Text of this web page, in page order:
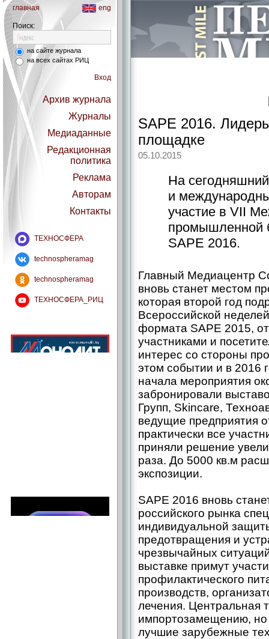
главная eng
Поиск:
на сайте журнала
на всех сайтах РИЦ
Вход
Архив журнала
Журналы
Медиаданные
Редакционная
политика
Реклама
Авторам
Контакты
ТЕХНОСФЕРА
technospheramag
technospheramag
ТЕХНОСФЕРА_РИЦ
SAPE 2016.
площадке
05.10.2015
На
и
участие в VII
промышленной
SAPE 2016.
Главный Медиацентр
вновь станет местом
которая второй год
Всероссийской
формата SAPE 2015,
участниками и
интерес со стороны
этом событии и в 2016
начала мероприятия
забронировали
Групп, Skincare,
ведущие предприятия
практически все
приняли решение
раза. До 5000 кв.м
экспозиции.
SAPE 2016 вновь
российского рынка
индивидуальной
предотвращения и
чрезвычайных
выставке примут
профилактического
производств,
лечения. Центральная
импортозамещению, но
лучшие зарубежные